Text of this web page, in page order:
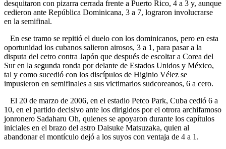
desquitaron con pizarra cerrada frente a Puerto Rico, 4 a 3 y, aunque
cedieron ante República Dominicana, 3 a 7, lograron involucrarse
en la semifinal.
En ese tramo se repitió el duelo con los dominicanos, pero en esta
oportunidad los cubanos salieron airosos, 3 a 1, para pasar a la
disputa del cetro contra Japón que después de escoltar a Corea del
Sur en la segunda ronda por delante de Estados Unidos y México,
tal y como sucedió con los discípulos de Higinio Vélez se
impusieron en semifinales a sus victimarios sudcoreanos, 6 a cero.
El 20 de marzo de 2006, en el estadio Petco Park, Cuba cedió 6 a
10, en el partido decisivo ante los dirigidos por el otrora archifamoso
jonronero Sadaharu Oh, quienes se apoyaron durante los capítulos
iniciales en el brazo del astro Daisuke Matsuzaka, quien al
abandonar el montículo dejó a los suyos con ventaja de 4 a 1.